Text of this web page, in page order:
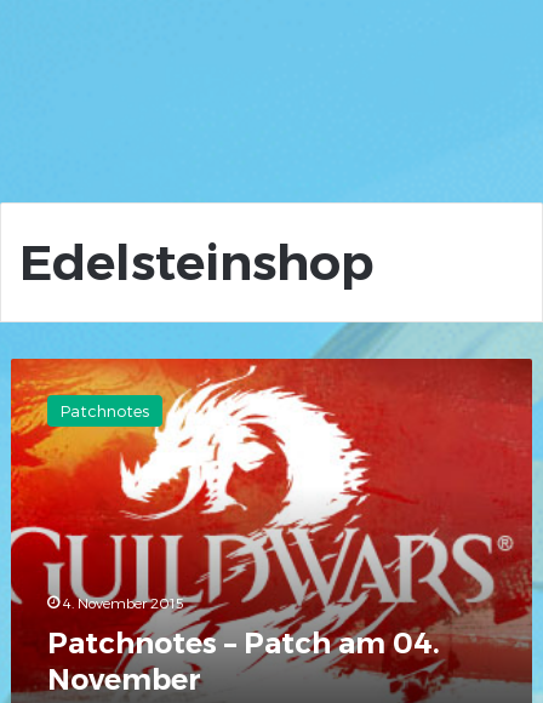
Edelsteinshop
Patchnotes
–
Patch
am
04.
November
Patchnotes
4. November 2015
Patchnotes – Patch am 04.
November